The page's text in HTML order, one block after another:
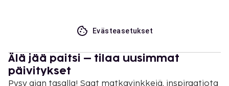
Evästeasetukset
Älä jää paitsi – tilaa uusimmat
päivitykset
Pysy ajan tasalla! Saat matkavinkkejä, inspiraatiota